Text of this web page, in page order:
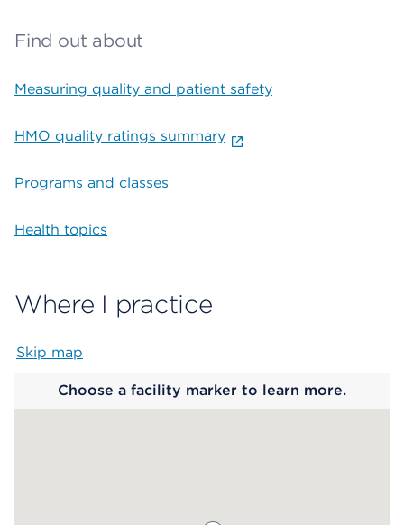
Find out about
Measuring quality and patient safety
HMO quality ratings summary
Programs and classes
Health topics
Where I practice
Skip map
Choose a facility marker to learn more.